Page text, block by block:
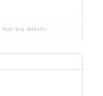
Voir les détails